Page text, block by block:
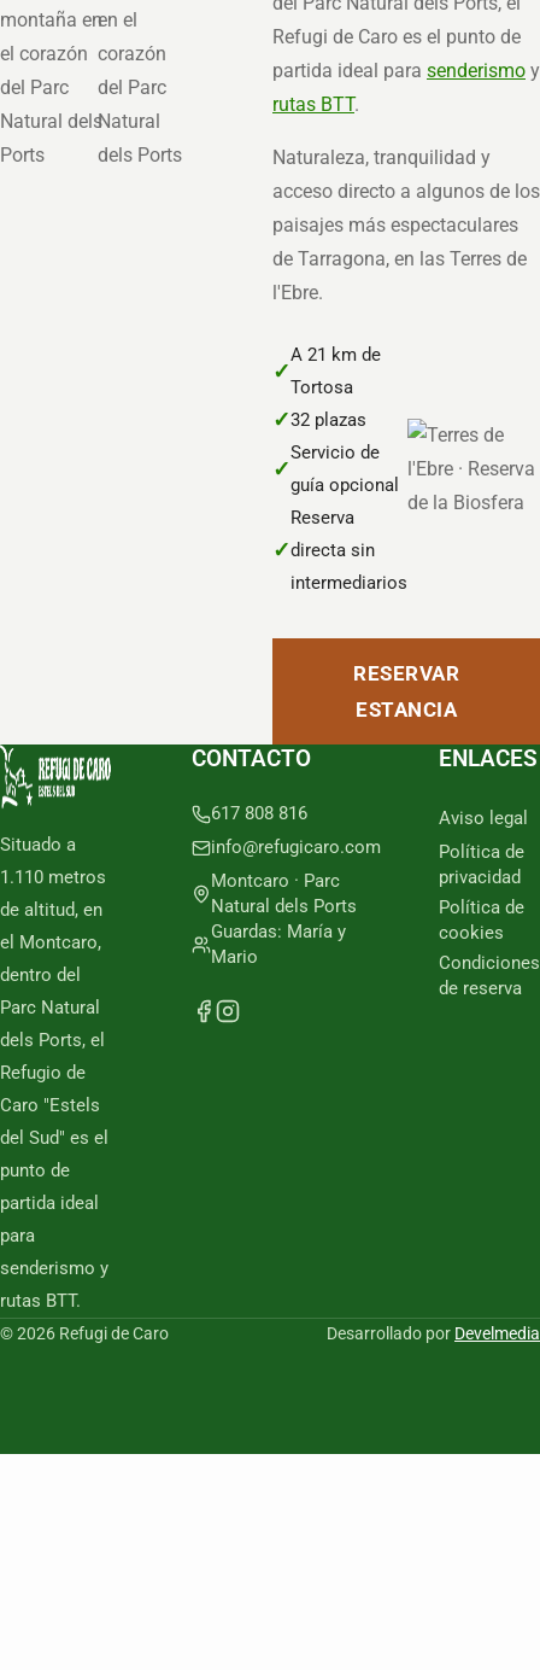
Refugi de Caro es el punto de
partida ideal para senderismo y
rutas BTT.
Naturaleza, tranquilidad y
acceso directo a algunos de los
paisajes más espectaculares
de Tarragona, en las Terres de
l'Ebre.
✓
A 21 km de
Tortosa
✓32 plazas
✓
Servicio de
guía opcional
✓
Reserva
directa sin
intermediarios
RESERVAR
ESTANCIA
Situado a
1.110 metros
de altitud, en
el Montcaro,
dentro del
Parc Natural
dels Ports, el
Refugio de
Caro "Estels
del Sud" es el
punto de
partida ideal
para
senderismo y
rutas BTT.
CONTACTO
617 808 816
info@refugicaro.com
Montcaro · Parc
Natural dels Ports
Guardas: María y
Mario
ENLACES
Aviso legal
Política de
privacidad
Política de
cookies
Condiciones
de reserva
© 2026 Refugi de Caro Desarrollado por Develmedia